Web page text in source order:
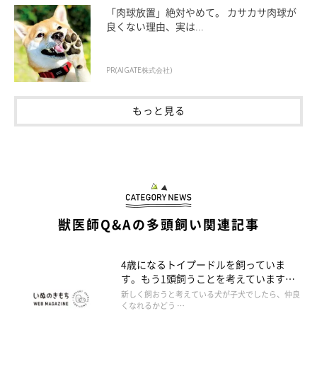
「肉球放置」絶対やめて。 カサカサ肉球が
良くない理由、実は...
PR(AIGATE株式会社)
もっと見る
獣医師Q&Aの多頭飼い関連記事
4歳になるトイプードルを飼っていま
す。もう1頭飼うことを考えています
が、仲良くなれるか心配です。また、サ
ークルの中で9時間くらい過ごすことに
新しく飼おうと考えている犬が子犬でしたら、仲良
くなれるかどう …